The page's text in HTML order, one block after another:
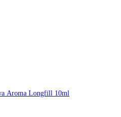
Aroma Longfill 10ml